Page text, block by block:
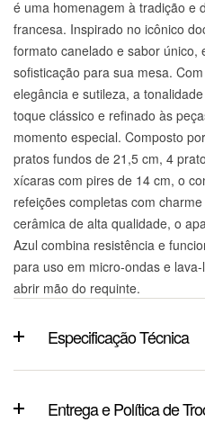
é uma homenagem à tradição e
francesa. Inspirado no icônico
formato canelado e sabor único,
sofisticação para sua mesa.
elegância e sutileza, a
toque clássico e refinado às
momento especial. Composto
pratos fundos de 21,5 cm, 4
xícaras com pires de 14 cm, o
refeições completas com
cerâmica de alta qualidade, o
Azul combina resistência e
para uso em micro-ondas e
abrir mão do requinte.
Especificação Técnica
Entrega e Política de